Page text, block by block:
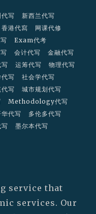
写
新西兰代写
香港代寫
网课代修
Exam代考
会计代写
金融代写
运筹代写
物理代写
写
社会学代写
写
城市规划代写
Methodology代写
代写
多伦多代写
墨尔本代写
service that
services. Our